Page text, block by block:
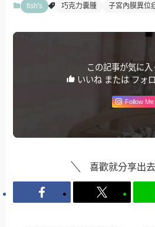
fish's 巧克力囊腫 子宮內膜異位
この記事が気に入
いいね または フォ
Follow Me
喜歡就分享出去